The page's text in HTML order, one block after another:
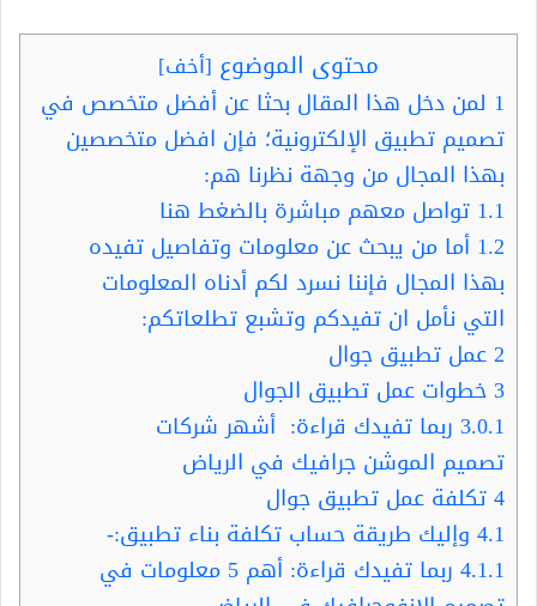
محتوى الموضوع [أخف]
1 لمن دخل هذا المقال بحثا عن أفضل متخصص في
تصميم تطبيق الإلكترونية؛ فإن افضل متخصصين
بهذا المجال من وجهة نظرنا هم:
1.1 تواصل معهم مباشرة بالضغط هنا
1.2 أما من يبحث عن معلومات وتفاصيل تفيده
بهذا المجال فإننا نسرد لكم أدناه المعلومات
التي نأمل ان تفيدكم وتشبع تطلعاتكم:
2عمل تطبيق جوال
3خطوات عمل تطبيق الجوال
3.0.1 ربما تفيدك قراءة: أشهر شركات
تصميم الموشن جرافيك في الرياض
4تكلفة عمل تطبيق جوال
4.1 وإليك طريقة حساب تكلفة بناء تطبيق:-
4.1.1
ربما تفيدك قراءة: أهم 5 معلومات في